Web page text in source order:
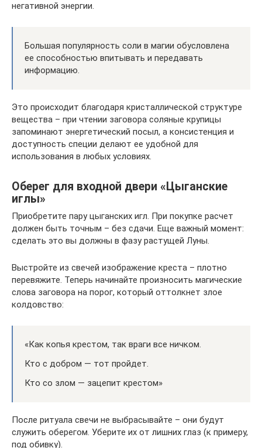
негативной энергии.
Большая популярность соли в магии обусловлена
ее способностью впитывать и передавать
информацию.
Это происходит благодаря кристаллической структуре
вещества – при чтении заговора соляные крупицы
запоминают энергетический посыл, а консистенция и
доступность специи делают ее удобной для
использования в любых условиях.
Оберег для входной двери «Цыганские
иглы»
Приобретите пару цыганских игл. При покупке расчет
должен быть точным – без сдачи. Еще важный момент:
сделать это вы должны в фазу растущей Луны.
Выстройте из свечей изображение креста – плотно
перевяжите. Теперь начинайте произносить магические
слова заговора на порог, который оттолкнет злое
колдовство:
«Как копья крестом, так враги все ничком.
Кто с добром — тот пройдет.
Кто со злом — зацепит крестом»
После ритуала свечи не выбрасывайте – они будут
служить оберегом. Уберите их от лишних глаз (к примеру,
под обивку).